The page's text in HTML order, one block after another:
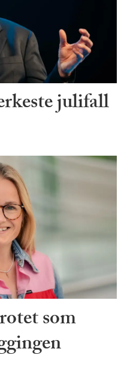
julifall
som